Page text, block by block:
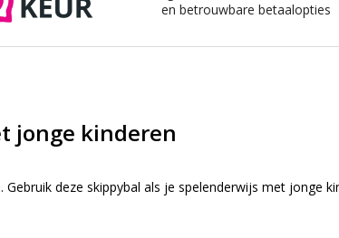
en betrouwbare betaalopties
jonge kinderen
deze skippybal als je spelenderwijs met jonge